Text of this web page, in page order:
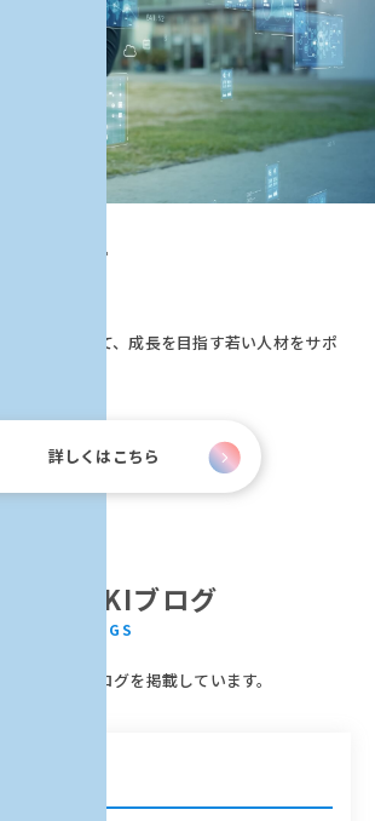
ついて
などが連携して、成長を目指す若い人材をサポ
詳しくはこちら
AKATSUKIブログ
レポートブログを掲載しています。